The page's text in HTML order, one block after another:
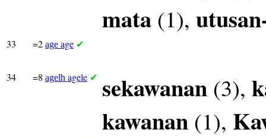
mata (1),
33 =2 age age ✔
34 =8 agelh agele ✔ sekawanan (3),
kawanan (1),